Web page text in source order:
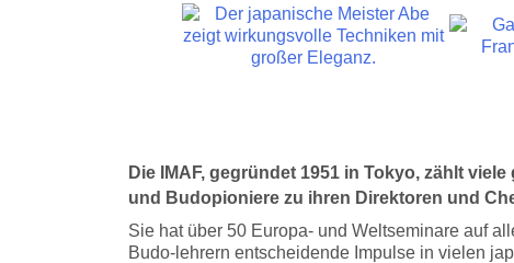
Die IMAF, gegründet 1951 in Tokyo, zählt
und Budopioniere zu ihren Direktoren und
Sie hat über 50 Europa- und Weltseminare auf
Budo-lehrern entscheidende Impulse in vielen